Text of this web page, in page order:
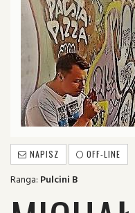
NAPISZ OFF-LINE
Ranga: Pulcini B